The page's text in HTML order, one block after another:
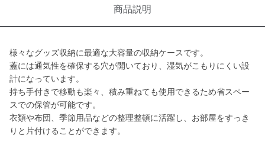
商品説明
様々なグッズ収納に最適な大容量の収納ケースです。
蓋には通気性を確保する穴が開いており、湿気がこもりにくい設
計になっています。
持ち手付きで移動も楽々、積み重ねても使用できるため省スペー
スでの保管が可能です。
衣類や布団、季節用品などの整理整頓に活躍し、お部屋をすっき
りと片付けることができます。